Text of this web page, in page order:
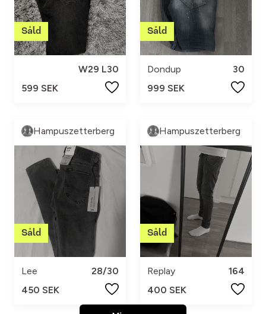
W29 L30
599 SEK
Dondup
30
999 SEK
Hampuszetterberg
Lee
28/30
450 SEK
Hampuszetterberg
Replay
164
400 SEK